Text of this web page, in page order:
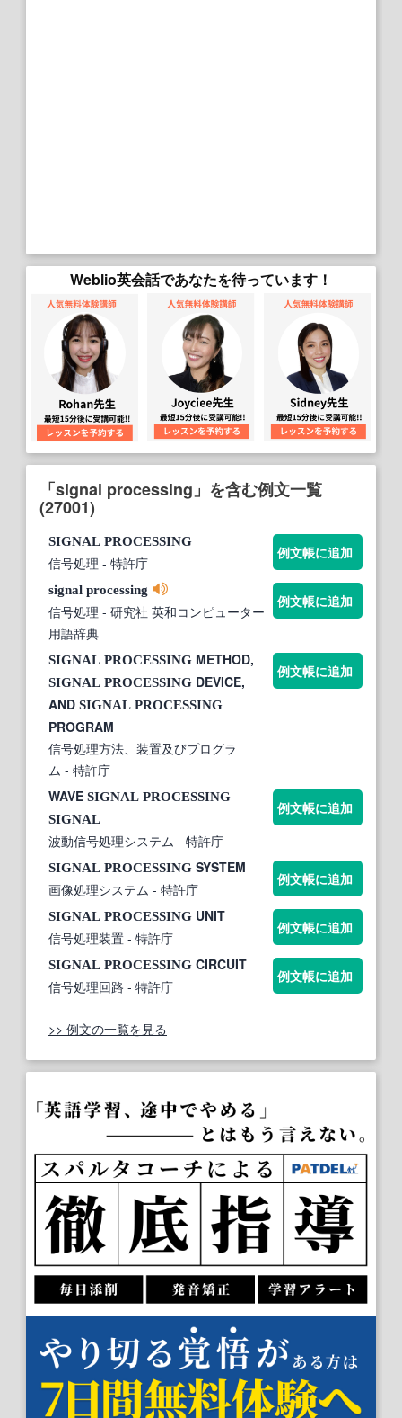
Weblio英会話であなたを待っています！
「signal processing」を含む例文一覧
(27001)
SIGNAL PROCESSING
信号処理 - 特許庁
例文帳に追加
signal processing
信号処理 - 研究社 英和コンピューター
用語辞典
例文帳に追加
SIGNAL PROCESSING METHOD,
SIGNAL PROCESSING DEVICE,
AND SIGNAL PROCESSING
PROGRAM
信号処理方法、装置及びプログラ
ム - 特許庁
例文帳に追加
WAVE SIGNAL PROCESSING
SIGNAL
波動信号処理システム - 特許庁
例文帳に追加
SIGNAL PROCESSING SYSTEM
画像処理システム - 特許庁
例文帳に追加
SIGNAL PROCESSING UNIT
信号処理装置 - 特許庁
例文帳に追加
SIGNAL PROCESSING CIRCUIT
信号処理回路 - 特許庁
例文帳に追加
>> 例文の一覧を見る